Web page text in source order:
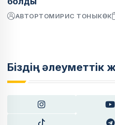
АВТОРТОМИРИС ТОНЫКӨК
Біздің әлеуметтік